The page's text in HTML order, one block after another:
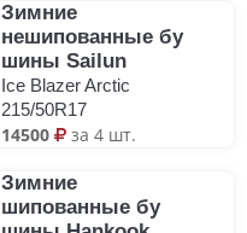
Зимние
нешипованные бу
шины Sailun
Ice Blazer Arctic
215/50R17
14500 за 4 шт.
Зимние
шипованные бу